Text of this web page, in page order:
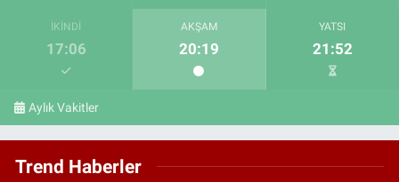
İKINDI
17:06
AKŞAM
20:19
YATSI
21:52
Aylık Vakitler
Trend Haberler